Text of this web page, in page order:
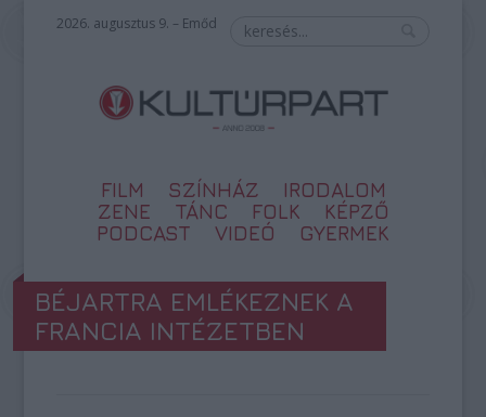
2026. augusztus 9. – Emőd
FILM SZÍNHÁZ
IRODALOM
ZENE
TÁNC FOLK
KÉPZŐ
PODCAST
VIDEÓ GYERMEK
BÉJARTRA EMLÉKEZNEK A
FRANCIA INTÉZETBEN